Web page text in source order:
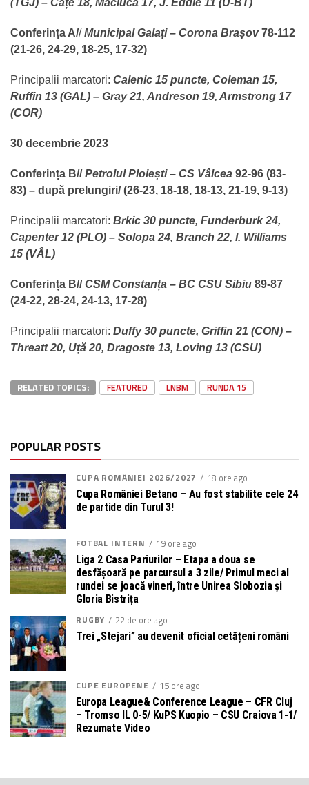
(TGJ) – Cățe 18, Măciucă 17, J. Eddie 11 (U-BT)
Conferința A//Municipal Galați – Corona Brașov78-112
(21-26, 24-29, 18-25, 17-32)
Principalii marcatori: Calenic 15 puncte, Coleman 15,
Ruffin 13 (GAL) – Gray 21, Andreson 19, Armstrong 17
(COR)
30 decembrie 2023
Conferința B// Petrolul Ploiești – CS Vâlcea 92-96 (83-
83) – după prelungiri/ (26-23, 18-18, 18-13, 21-19, 9-13)
Principalii marcatori: Brkic 30 puncte, Funderburk 24,
Capenter 12 (PLO) – Solopa 24, Branch 22, I. Williams
15 (VÂL)
Conferința B//CSM Constanța – BC CSU Sibiu 89-87
(24-22, 28-24, 24-13, 17-28)
Principalii marcatori: Duffy 30 puncte, Griffin 21 (CON) –
Threatt 20, Uță 20, Dragoste 13, Loving 13 (CSU)
RELATED TOPICS: FEATURED LNBM RUNDA 15
POPULAR POSTS
CUPA ROMÂNIEI 2026/2027 18 ore ago
Cupa României Betano – Au fost stabilite cele 24
de partide din Turul 3!
FOTBAL INTERN 19 ore ago
Liga 2 Casa Pariurilor – Etapa a doua se
desfășoară pe parcursul a 3 zile/ Primul meci al
rundei se joacă vineri, între Unirea Slobozia și
Gloria Bistrița
RUGBY
22 de ore ago
Trei „Stejari” au devenit oficial cetățeni români
CUPE EUROPENE 15 ore ago
Europa League& Conference League – CFR Cluj
– Tromso IL 0-5/ KuPS Kuopio – CSU Craiova 1-1/
Rezumate Video